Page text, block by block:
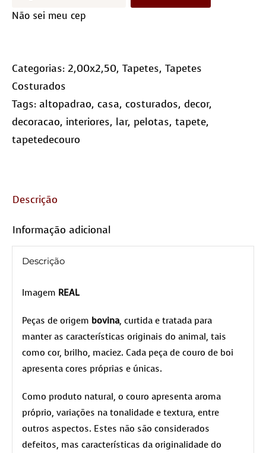
quantidade
Não sei meu cep
Categorias: 2,00x2,50, Tapetes, Tapetes
Costurados
Tags: altopadrao, casa, costurados, decor,
decoracao, interiores, lar, pelotas, tapete,
tapetedecouro
Descrição
Informação adicional
Descrição
Imagem REAL
Peças de origem bovina, curtida e tratada para
manter as características originais do animal, tais
como cor, brilho, maciez. Cada peça de couro de boi
apresenta cores próprias e únicas.
Como produto natural, o couro apresenta aroma
próprio, variações na tonalidade e textura, entre
outros aspectos. Estes não são considerados
defeitos, mas características da originalidade do